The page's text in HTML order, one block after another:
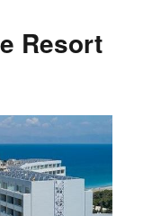
Resort